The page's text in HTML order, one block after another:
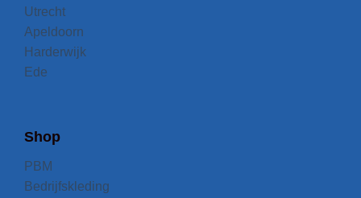
Utrecht
Apeldoorn
Harderwijk
Ede
Shop
PBM
Bedrijfskleding